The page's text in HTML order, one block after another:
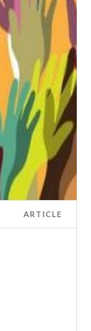
ARTICLE